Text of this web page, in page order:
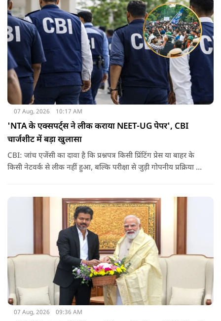
07 Aug, 2026 10:17 AM
'NTA के एक्सपर्ट्स ने लीक कराया NEET-UG पेपर', CBI
चार्जशीट में बड़ा खुलासा
CBI: जांच एजेंसी का दावा है कि प्रश्नपत्र किसी प्रिंटिंग प्रेस या बाहर के
किसी नेटवर्क से लीक नहीं हुआ, बल्कि परीक्षा से जुड़ी गोपनीय प्रक्रिया में
07 Aug, 2026 09:36 AM